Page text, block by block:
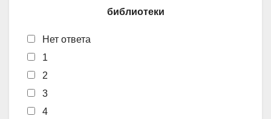
библиотеки
Нет ответа
1
2
3
4